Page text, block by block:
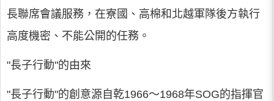
長聯席會議服務，在寮國、高棉和北越軍隊後方執行
高度機密、不能公開的任務。
"長子行動"的由來
"長子行動"的創意源自乾1966～1968年SOG的指揮官